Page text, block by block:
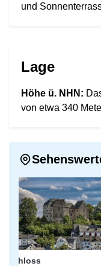
und
Lage
Höhe ü. NHN:
von etwa 340